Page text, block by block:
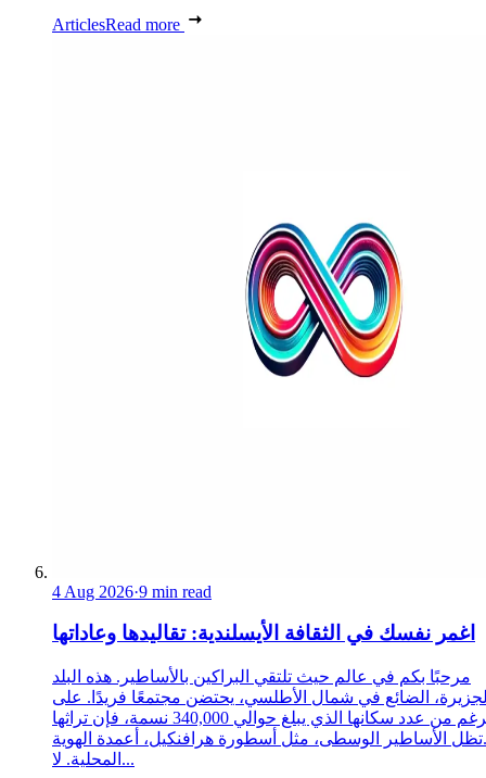
ArticlesRead more
4 Aug 2026·9 min read
اغمر نفسك في الثقافة الأيسلندية: تقاليدها وعاداتها
مرحبًا بكم في عالم حيث تلتقي البراكين بالأساطير. هذه البلد
الضائع في شمال الأطلسي، يحتضن مجتمعًا فريدًا. على
الرغم من عدد سكانها الذي يبلغ حوالي 340,000 نسمة، فإن تراثها
الأساطير الوسطى، مثل أسطورة هرافنكيل، أعمدة الهوية
المحلية. لا...